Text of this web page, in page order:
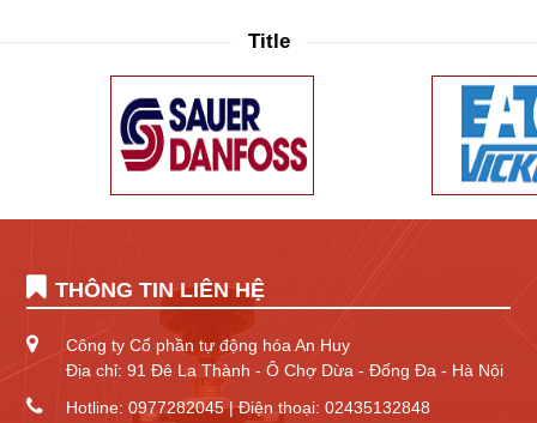
Title
THÔNG TIN LIÊN HỆ
Công ty Cổ phần tự động hóa An Huy
Địa chỉ: 91 Đê La Thành - Ô Chợ Dừa - Đống Đa - Hà Nội
Hotline: 0977282045 | Điện thoại: 02435132848